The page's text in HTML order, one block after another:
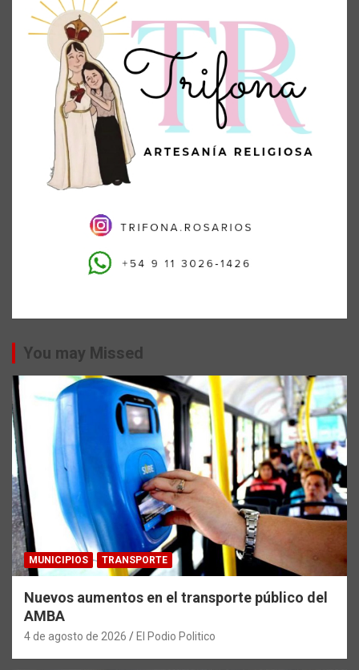
You may Missed
MUNICIPIOS TRANSPORTE
Nuevos aumentos en el transporte público del
AMBA
4 de agosto de 2026 El Podio Politico